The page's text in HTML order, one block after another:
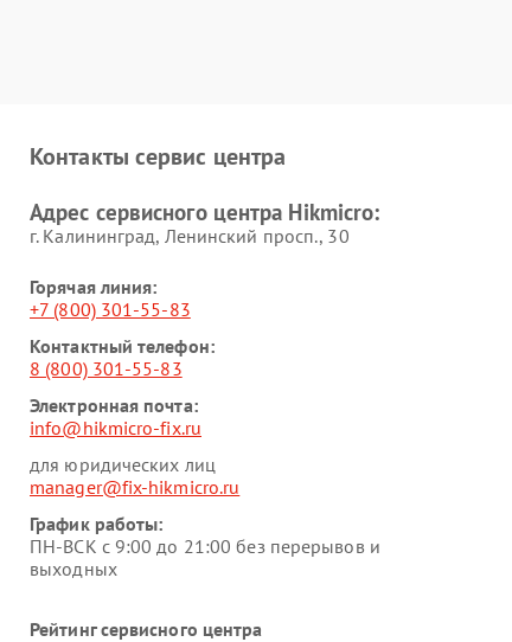
Контакты сервис центра
Адрес сервисного центра Hikmicro:
г. Калининград, Ленинский просп., 30
Горячая линия:
+7 (800) 301-55-83
Контактный телефон:
8 (800) 301-55-83
Электронная почта:
info@hikmicro-fix.ru
для юридических лиц
manager@fix-hikmicro.ru
График работы:
ПН-ВСК с 9:00 до 21:00 без перерывов и
выходных
Рейтинг сервисного центра